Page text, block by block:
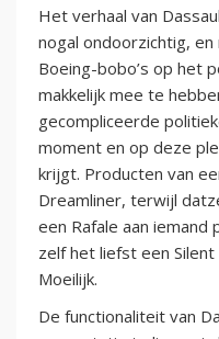
Het verhaal van
nogal ondoorzichtig,
Boeing-bobo’s op het
makkelijk mee te
gecompliceerde
moment en op deze
krijgt. Producten van
Dreamliner, terwijl
een Rafale aan
zelf het liefst een
Moeilijk.
De functionaliteit van